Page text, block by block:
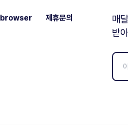
제휴문의
매
받